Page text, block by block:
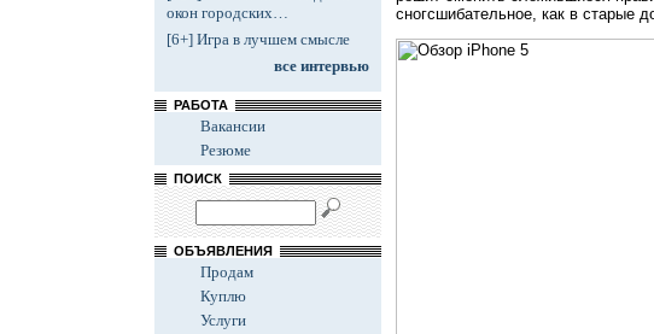
окон городских…
[6+] Игра в лучшем смысле
все интервью
РАБОТА
Вакансии
Резюме
ПОИСК
ОБЪЯВЛЕНИЯ
Продам
Куплю
Услуги
сногсшибательное, как в старые